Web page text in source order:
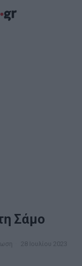
Σάμο
28 Ιουλίου 2023